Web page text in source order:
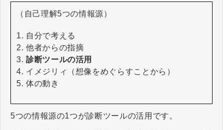
（自己理解5つの情報源）
自分で考える
他者からの指摘
診断ツールの活用
イメジリィ（想像をめぐらすことから）
体の動き
5つの情報源の1つが診断ツールの活用です。